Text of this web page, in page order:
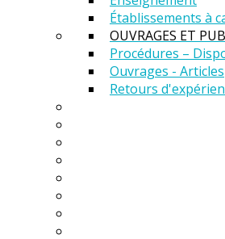
Établissements à
OUVRAGES ET
Procédures –
Ouvrages - Articles
Retours